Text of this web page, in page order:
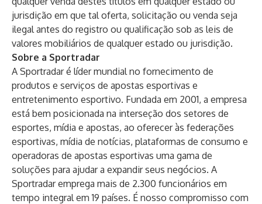
jurisdição em que tal oferta, solicitação ou venda seja
ilegal antes do registro ou qualificação sob as leis de
valores mobiliários de qualquer estado ou jurisdição.
Sobre a Sportradar
A Sportradar é líder mundial no fornecimento de
produtos e serviços de apostas esportivas e
entretenimento esportivo. Fundada em 2001, a empresa
está bem posicionada na interseção dos setores de
esportes, mídia e apostas, ao oferecer às federações
esportivas, mídia de notícias, plataformas de consumo e
operadoras de apostas esportivas uma gama de
soluções para ajudar a expandir seus negócios. A
Sportradar emprega mais de 2.300 funcionários em
tempo integral em 19 países. É nosso compromisso com